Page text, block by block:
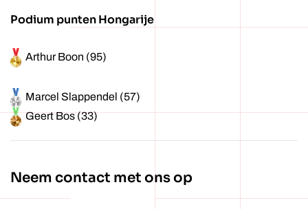
Podium punten Hongarije
Arthur Boon (95)
Marcel Slappendel (57)
Geert Bos (33)
Neem contact met ons op